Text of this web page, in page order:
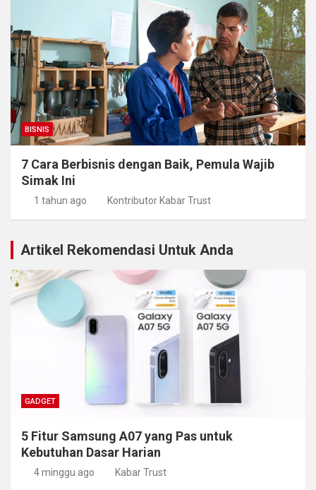
BISNIS
7 Cara Berbisnis dengan Baik, Pemula Wajib
Simak Ini
1 tahun ago Kontributor Kabar Trust
Artikel Rekomendasi Untuk Anda
GADGET
5 Fitur Samsung A07 yang Pas untuk
Kebutuhan Dasar Harian
4 minggu ago Kabar Trust